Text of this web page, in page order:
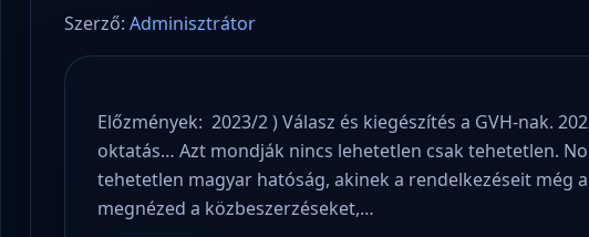
Szerző: Adminisztrátor
Előzmények: 2023/2 ) Válasz és kiegészítés a GVH-nak.
oktatás… Azt mondják nincs lehetetlen csak tehetetlen.
tehetetlen magyar hatóság, akinek a rendelkezéseit még
megnézed a közbeszerzéseket,…